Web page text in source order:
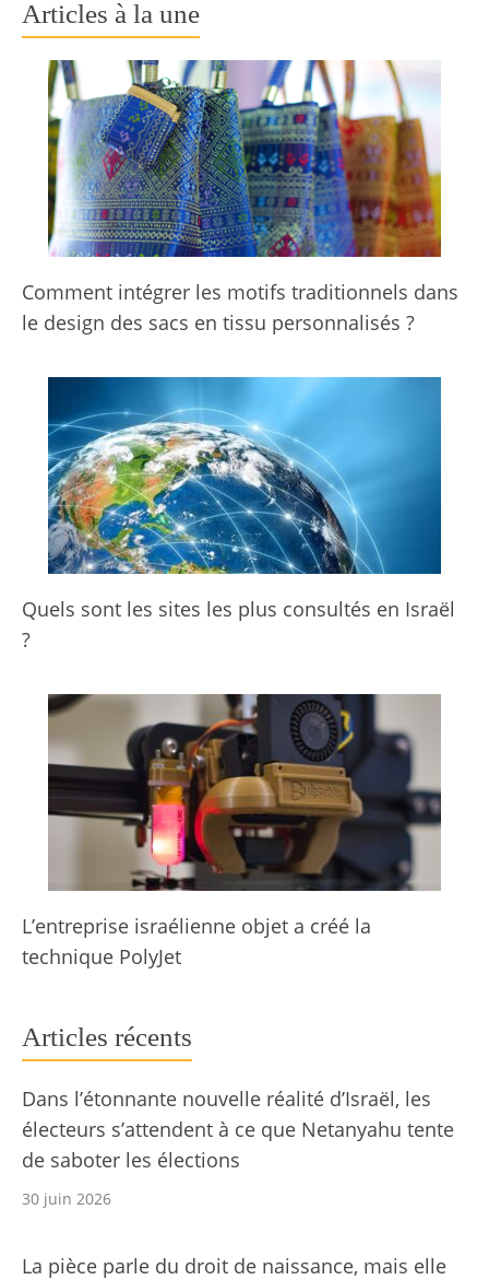
Articles à la une
Comment intégrer les motifs traditionnels dans
le design des sacs en tissu personnalisés ?
Quels sont les sites les plus consultés en Israël
?
L’entreprise israélienne objet a créé la
technique PolyJet
Articles récents
Dans l’étonnante nouvelle réalité d’Israël, les
électeurs s’attendent à ce que Netanyahu tente
de saboter les élections
30 juin 2026
La pièce parle du droit de naissance, mais elle